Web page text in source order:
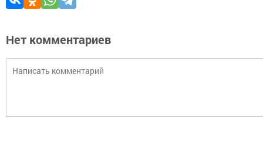
Нет комментариев